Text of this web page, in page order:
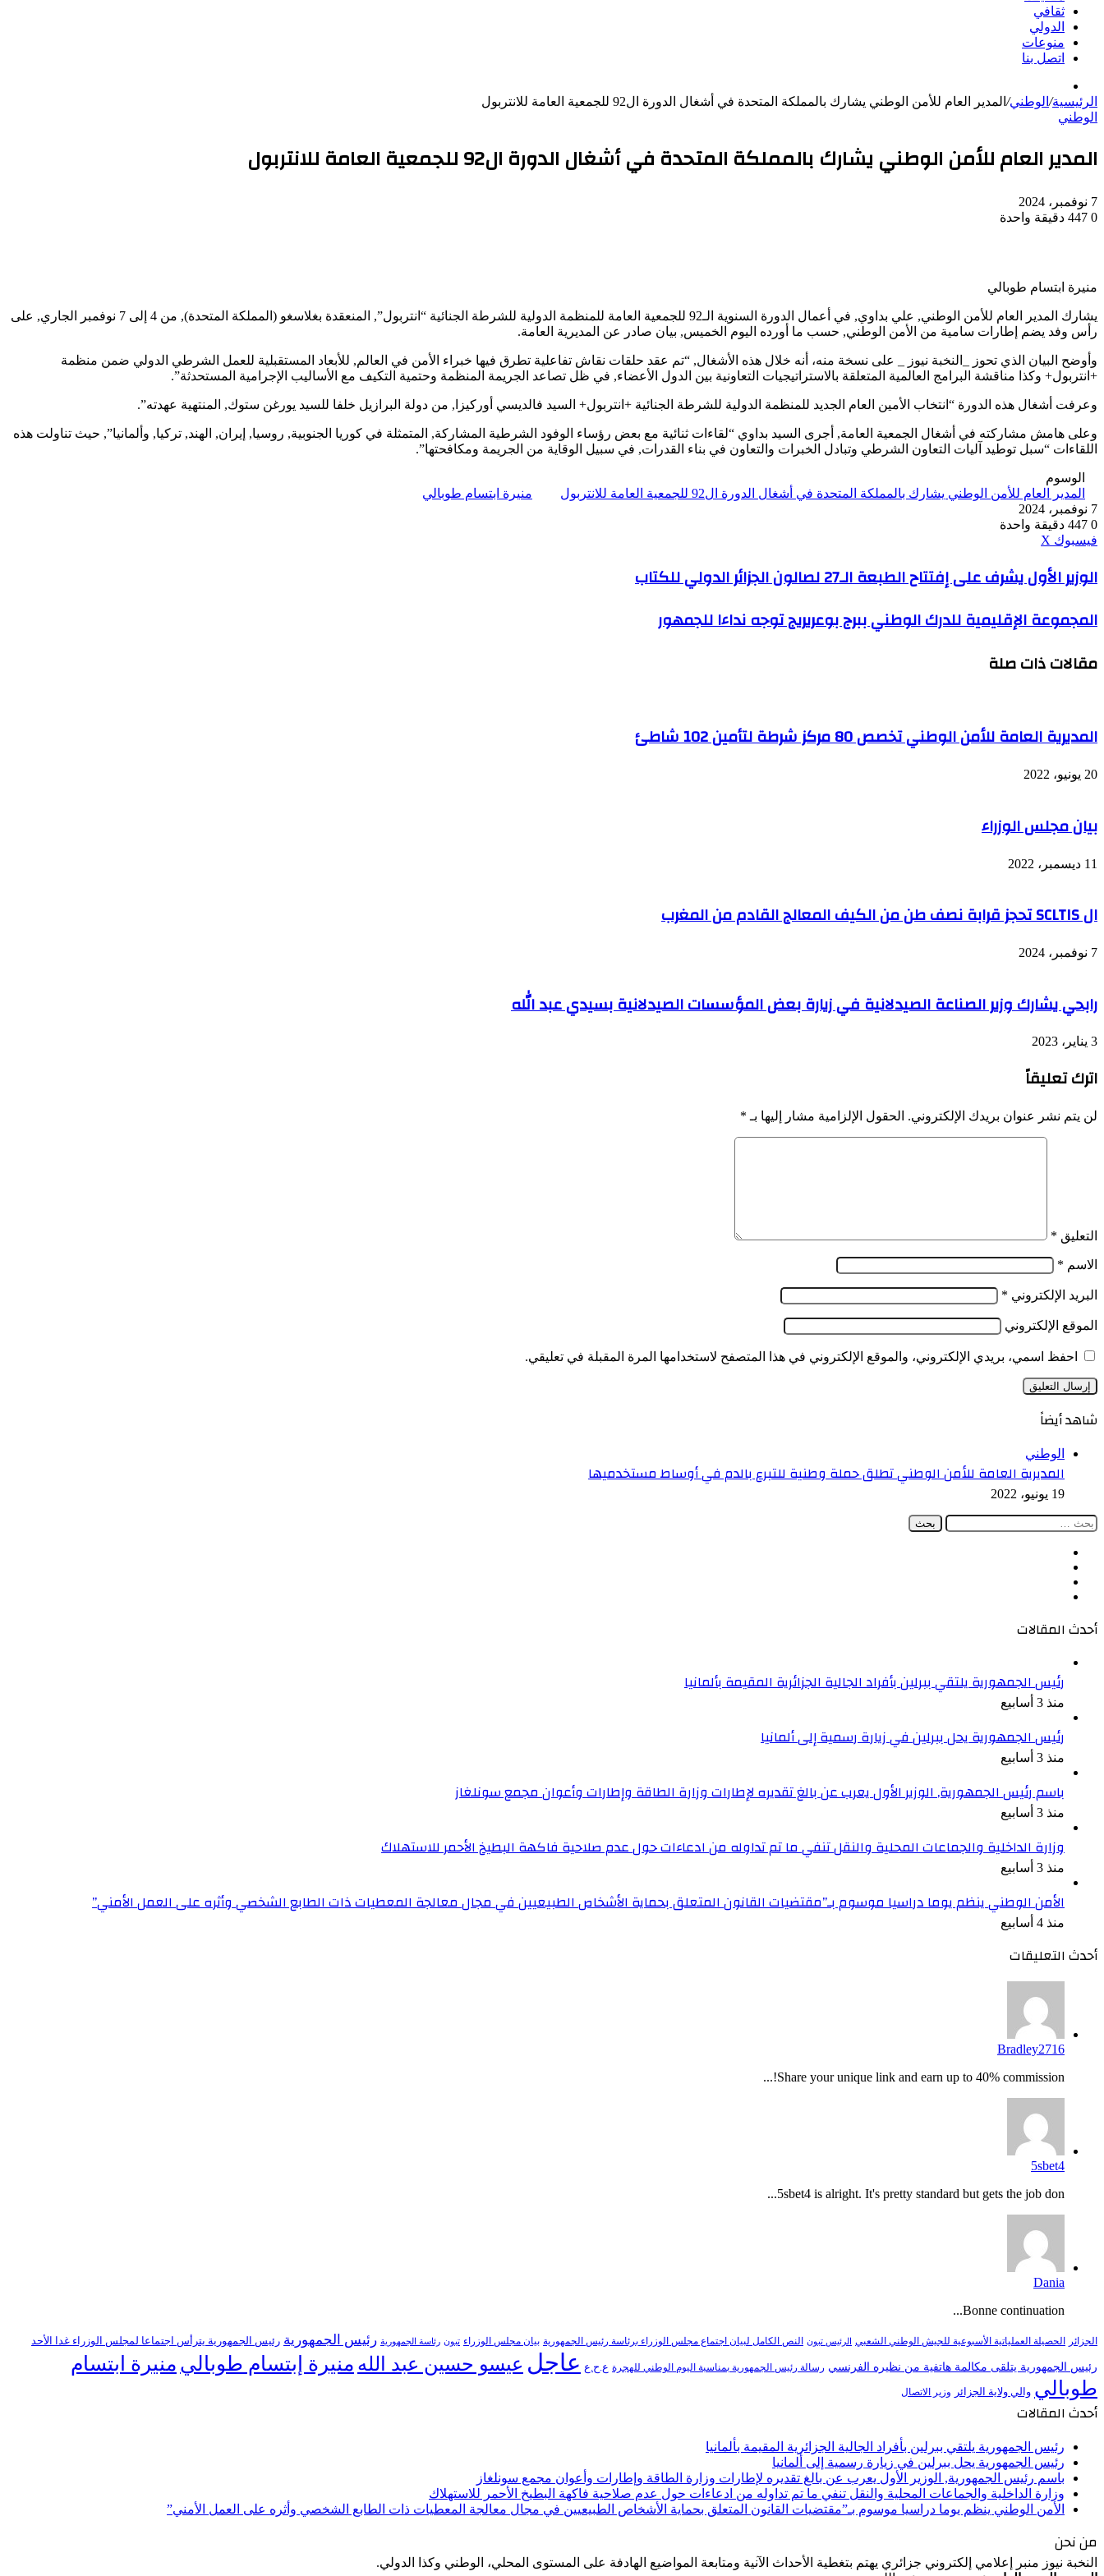
ثقافي
الدولي
منوعات
اتصل بنا
عن
الرئيسية/ الوطني/ المدير العام للأمن الوطني يشارك بالمملكة المتحدة في أشغال الدورة ال92 للجمعية العامة للانتربول
الوطني
المدير العام للأمن الوطني يشارك بالمملكة المتحدة في أشغال الدورة ال92 للجمعية العامة للانتربول
7 نوفمبر، 2024
0
دقيقة واحدة
منيرة ابتسام طوبالي
يشارك المدير العام للأمن الوطني, علي بداوي, في أعمال الدورة السنوية الـ92 للجمعية العامة للمنظمة الدولية للشرطة الجنائية “انتربول”, المنعقدة بغلاسغو (المملكة المتحدة), من 4 إلى 7 نوفمبر الجاري, على
رأس وفد يضم إطارات سامية من الأمن الوطني, حسب ما أورده اليوم الخميس, بيان صادر عن المديرية العامة.
وأوضح البيان الذي تحوز _النخبة نيوز _ على نسخة منه، أنه خلال هذه الأشغال, “تم عقد حلقات نقاش تفاعلية تطرق فيها خبراء الأمن في العالم, للأبعاد المستقبلية للعمل الشرطي الدولي ضمن منظمة
+انتربول+ وكذا مناقشة البرامج العالمية المتعلقة بالاستراتيجيات التعاونية بين الدول الأعضاء, في ظل تصاعد الجريمة المنظمة وحتمية التكيف مع الأساليب الإجرامية المستحدثة”.
وعرفت أشغال هذه الدورة “انتخاب الأمين العام الجديد للمنظمة الدولية للشرطة الجنائية +انتربول+ السيد فالديسي أوركيزا, من دولة البرازيل خلفا للسيد يورغن ستوك, المنتهية عهدته”.
وعلى هامش مشاركته في أشغال الجمعية العامة, أجرى السيد بداوي “لقاءات ثنائية مع بعض رؤساء الوفود الشرطية المشاركة, المتمثلة في كوريا الجنوبية, روسيا, إيران, الهند, تركيا, وألمانيا”, حيث تناولت هذه
اللقاءات “سبل توطيد آليات التعاون الشرطي وتبادل الخبرات والتعاون في بناء القدرات, في سبيل الوقاية من الجريمة ومكافحتها”.
الوسوم
المدير العام للأمن الوطني يشارك بالمملكة المتحدة في أشغال الدورة ال92 للجمعية العامة للانتربول
منيرة ابتسام طوبالي
7 نوفمبر، 2024
0
دقيقة واحدة
فيسبوك ‫X
الوزير
الأول
على
إفتتاح
الـ27
الوزير الأول يشرف على إفتتاح الطبعة الـ27 لصالون الجزائر الدولي للكتاب
المجموعة
الإقليمية
الوطني
للجمهور
المجموعة الإقليمية للدرك الوطني ببرج بوعريريج توجه نداءا للجمهور
مقالات ذات صلة
المديرية العامة للأمن الوطني تخصص 80 مركز شرطة لتأمين 102 شاطئ
20 يونيو، 2022
بيان مجلس الوزراء
11 ديسمبر، 2022
ال SCLTIS تحجز قرابة نصف طن من الكيف المعالج القادم من المغرب
7 نوفمبر، 2024
رابحي يشارك وزير الصناعة الصيدلانية في زيارة بعض المؤسسات الصيدلانية بسيدي عبد الله
3 يناير، 2023
اترك تعليقاً
لن يتم نشر عنوان بريدك الإلكتروني. الحقول الإلزامية مشار إليها بـ *
التعليق *
الاسم *
البريد الإلكتروني *
الموقع الإلكتروني
احفظ اسمي، بريدي الإلكتروني، والموقع الإلكتروني في هذا المتصفح لاستخدامها المرة المقبلة في تعليقي.
شاهد أيضاً
الوطني
المديرية العامة للأمن الوطني تطلق حملة وطنية للتبرع بالدم في أوساط مستخدميها
19 يونيو، 2022
البحث
أحدث المقالات
رئيس الجمهورية يلتقي ببرلين بأفراد الجالية الجزائرية المقيمة بألمانيا
منذ 3 أسابيع
رئيس الجمهورية يحل ببرلين في زيارة رسمية إلى ألمانيا
منذ 3 أسابيع
باسم رئيس الجمهورية, الوزير الأول يعرب عن بالغ تقديره لإطارات وزارة الطاقة وإطارات وأعوان مجمع سونلغاز
منذ 3 أسابيع
وزارة الداخلية والجماعات المحلية والنقل تنفي ما تم تداوله من ادعاءات حول عدم صلاحية فاكهة البطيخ الأحمر للاستهلاك
منذ 3 أسابيع
الأمن الوطني ينظم يوما دراسيا موسوم بـ”مقتضيات القانون المتعلق بحماية الأشخاص الطبيعيين في مجال معالجة المعطيات ذات الطابع الشخصي وأثره على العمل الأمني”
منذ 4 أسابيع
أحدث التعليقات
Bradley2716
Share your unique link and earn up to 40% commission!...
5sbet4
5sbet4 is alright. It's pretty standard but gets the job don...
Dania
Bonne continuation...
الجزائر الحصيلة العملياتية الأسبوعية للجيش الوطني الشعبي الرئيس تبون النص الكامل لبيان اجتماع مجلس الوزراء برئاسة رئيس الجمهورية بيان مجلس الوزراء تبون رئاسة الجمهورية رئيس الجمهورية رئيس الجمهورية يترأس اجتماعا لمجلس الوزراء غدا الأحد
رئيس الجمهورية يتلقى مكالمة هاتفية من نظيره الفرنسي رسالة رئيس الجمهورية بمناسبة اليوم الوطني للهجرة ع.ح.ع عاجل عيسو حسين عبد الله منيرة إبتسام طوبالي منيرة ابتسام
طوبالي والي ولاية الجزائر وزير الاتصال
أحدث المقالات
رئيس الجمهورية يلتقي ببرلين بأفراد الجالية الجزائرية المقيمة بألمانيا
رئيس الجمهورية يحل ببرلين في زيارة رسمية إلى ألمانيا
باسم رئيس الجمهورية, الوزير الأول يعرب عن بالغ تقديره لإطارات وزارة الطاقة وإطارات وأعوان مجمع سونلغاز
وزارة الداخلية والجماعات المحلية والنقل تنفي ما تم تداوله من ادعاءات حول عدم صلاحية فاكهة البطيخ الأحمر للاستهلاك
الأمن الوطني ينظم يوما دراسيا موسوم بـ”مقتضيات القانون المتعلق بحماية الأشخاص الطبيعيين في مجال معالجة المعطيات ذات الطابع الشخصي وأثره على العمل الأمني”
من نحن
النخبة نيوز منبر إعلامي إلكتروني جزائري يهتم بتغطية الأحداث الآنية ومتابعة المواضيع الهادفة على المستوى المحلي، الوطني وكذا الدولي.